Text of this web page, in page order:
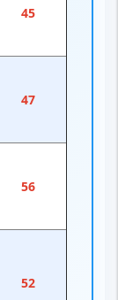
45
47
56
52